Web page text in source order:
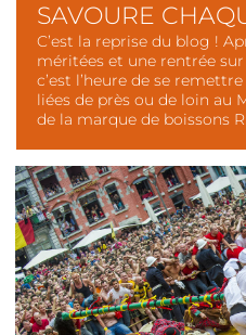
SAVOURE
C’est la reprise du blog !
méritées et une rentrée sur
c’est l’heure de se
liées de près ou de loin au
de la marque de boissons